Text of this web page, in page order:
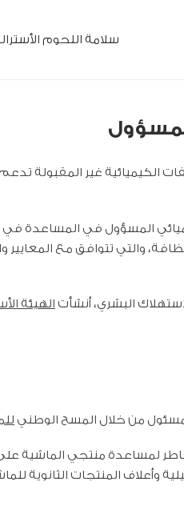
سلامة اللحوم
الكيميائية غير المقبولة
المسؤول في المساعدة في
والتي تتوافق مع المعايير
البشري،أنشأت الهيئة
من خلال المسح الوطني
لمساعدة منتجي الماشية
وأعلاف المنتجات الثانوية